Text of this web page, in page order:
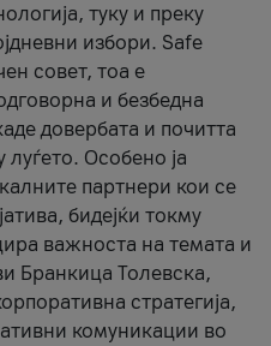
туку и преку
избори. Safe
совет, тоа е
и безбедна
довербата и почитта
Особено ја
партнери кои се
бидејќи токму
важноста на темата и
Бранкица Толевска,
стратегија,
комуникации во